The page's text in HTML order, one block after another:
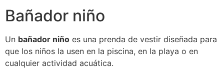
Bañador niño
Un bañador niño es una prenda de vestir diseñada para
que los niños la usen en la piscina, en la playa o en
cualquier actividad acuática.